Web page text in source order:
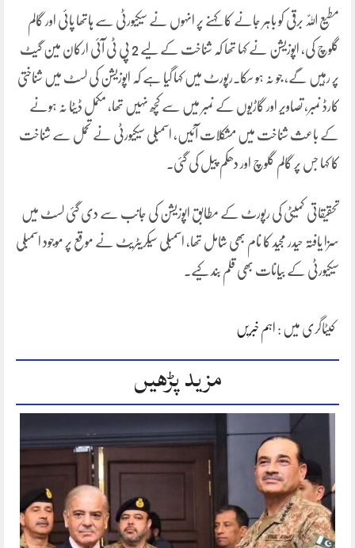
مطیع اللّٰہ برقی کو باہر جانے کا کہنے پر انہوں نے سیکیورٹی سے ہاتھا پائی اور گالم
گلوچ کی، اپوزیشن نے کہا تھا کہ شناخت کے لیے 2 پی ٹی آئی ارکان مین گیٹ
پر رہیں گے، جو نہ ہو سکا۔رپورٹ میں کہا گیا ہے کہ اپوزیشن کی لسٹ میں شناختی
کارڈ نمبر، تصاویر اور گاڑیوں کے نمبر میں سے کچھ نہیں تھا، مکمل ڈیٹا نہ ہونے
کے باعث شناخت میں مشکلات آئیں، اسمبلی سیکیورٹی نے تحمل سے شناخت
کا کہا جس پر گالم گلوچ اور دھکم پیل کی گئی۔
تحقیقاتی کمیٹی کی رپورٹ کے مطابق اپوزیشن کی جانب سے دی گئی لسٹ میں
سزا یافتہ حیدر مجید کا نام بھی شامل تھا، اسمبلی سیکریٹریٹ نے موقع پر موجود اسمبلی
سیکیورٹی کے بیانات بھی قلم بند کیے۔
کیٹاگری میں : اہم خبریں
مزید پڑھیں